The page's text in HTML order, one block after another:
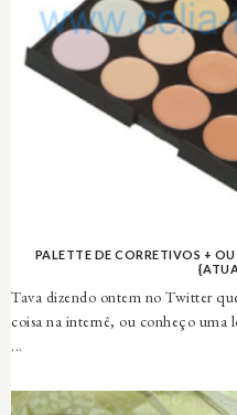
PALETTE DE CORRETIVOS +
Tava dizendo ontem no Twitter
coisa na internê, ou conheço uma
...